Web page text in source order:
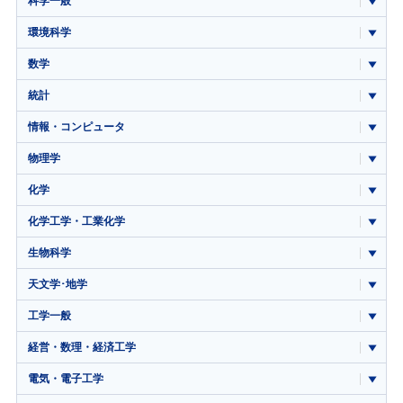
環境科学
数学
統計
情報・コンピュータ
物理学
化学
化学工学・工業化学
生物科学
天文学･地学
工学一般
経営・数理・経済工学
電気・電子工学